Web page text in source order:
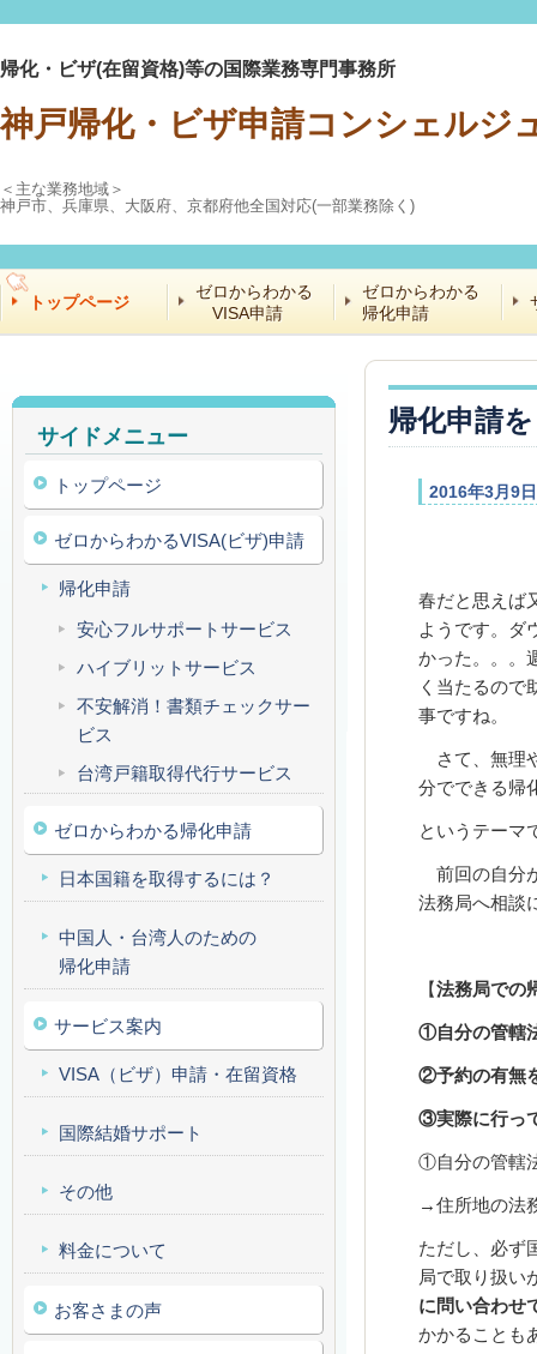
帰化・ビザ(在留資格)等の国際業務専門事務所
神戸帰化・ビザ申請コンシェルジ
＜主な業務地域＞
神戸市、兵庫県、大阪府、京都府他全国対応(一部業務除く)
トップページ
ゼロからわかる
VISA申請
ゼロからわかる
帰化申請
帰化申請
2016年3月9日
春だと思えば
ようです。ダ
かった。。。
く当たるので
事ですね。
さて、無理
分でできる帰
というテーマ
前回の自分
法務局へ相談
【法務局での
①自分の管轄
②予約の有無
③実際に行っ
①自分の管轄
→住所地の法
ただし、必ず
局で取り扱い
に問い合わせ
かかることも
サイドメニュー
トップページ
ゼロからわかるVISA(ビザ)申請
帰化申請
安心フルサポートサービス
ハイブリットサービス
不安解消！書類チェックサー
ビス
台湾戸籍取得代行サービス
ゼロからわかる帰化申請
日本国籍を取得するには？
中国人・台湾人のための
帰化申請
サービス案内
VISA（ビザ）申請・在留資格
国際結婚サポート
その他
料金について
お客さまの声